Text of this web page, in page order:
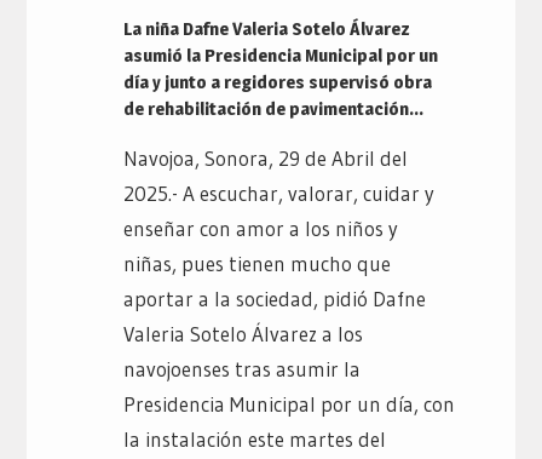
La niña Dafne Valeria Sotelo Álvarez
asumió la Presidencia Municipal por un
día y junto a regidores supervisó obra
de rehabilitación de pavimentación…
Navojoa, Sonora, 29 de Abril del
2025.- A escuchar, valorar, cuidar y
enseñar con amor a los niños y
niñas, pues tienen mucho que
aportar a la sociedad, pidió Dafne
Valeria Sotelo Álvarez a los
navojoenses tras asumir la
Presidencia Municipal por un día, con
la instalación este martes del